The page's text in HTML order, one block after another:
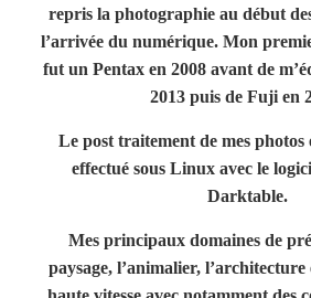
repris la photographie au début
l’arrivée du numérique. Mon
fut un Pentax en 2008 avant de
2013 puis de Fuji en
Le post traitement de mes photos
effectué sous Linux avec le
Darktable.
Mes principaux domaines de
paysage, l’animalier,